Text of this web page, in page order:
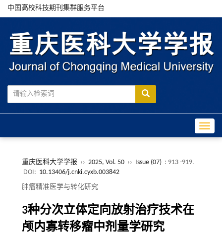
中国高校科技期刊集群服务平台
重庆医科大学学报 ›› 2025, Vol. 50 ›› Issue (07) : 913 -919.
DOI: 10.13406/j.cnki.cyxb.003842
肿瘤精准医学与转化研究
3种分次立体定向放射治疗技术在
颅内寡转移瘤中剂量学研究